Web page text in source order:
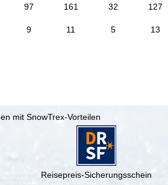
97 161 32 127
9 11 5 13
mit SnowTrex-Vorteilen
Reisepreis-Sicherungsschein